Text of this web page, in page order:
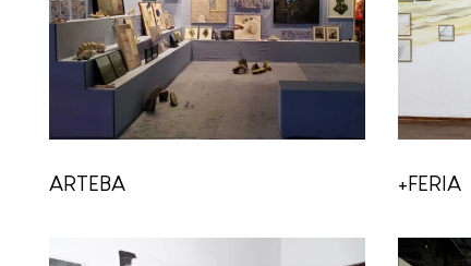
ARTEBA +FERIA